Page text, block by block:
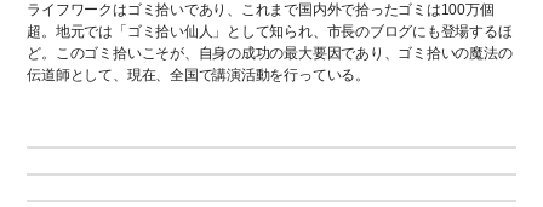
ライフワークはゴミ拾いであり、これまで国内外で拾ったゴミは100万個
超。地元では「ゴミ拾い仙人」として知られ、市長のブログにも登場するほ
ど。このゴミ拾いこそが、自身の成功の最大要因であり、ゴミ拾いの魔法の
伝道師として、現在、全国で講演活動を行っている。